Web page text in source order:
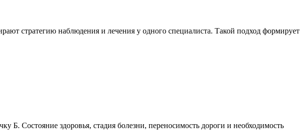
стратегию наблюдения и лечения у одного специалиста. Такой подход формирует
Б. Состояние здоровья, стадия болезни, переносимость дороги и необходимость